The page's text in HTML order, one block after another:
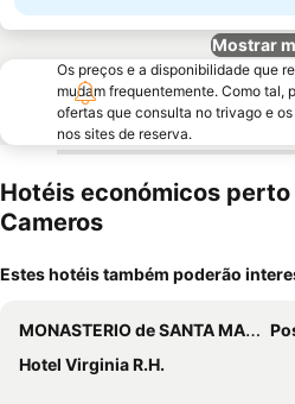
Mostrar
Os preços e a disponibilidade que
mudam frequentemente. Como tal,
ofertas que consulta no trivago e
nos sites de reserva.
Hotéis económicos
Cameros
Estes hotéis também poderão
MONASTERIO de SANTA MARÍA DE VALVANERA
Hotel Virginia R.H.